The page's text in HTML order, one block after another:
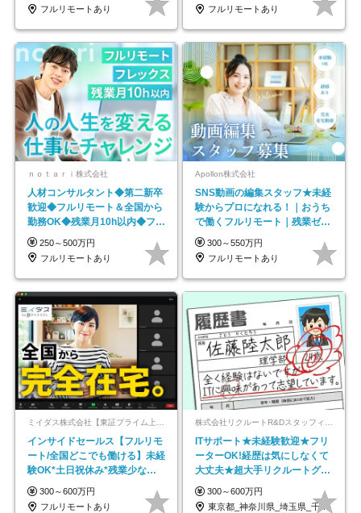
フルリモートあり
フルリモートあり
ｎｏｔａｒｉ株式会社
人材コンサルタント◆第二新卒
歓迎◆フルリモート＆全国から
勤務OK◆残業月10h以内◆フレ
ックス制
250～500万円
フルリモートあり
Apollon株式会社
SNS動画の編集スタッフ★未経
験からプロになれる！｜おうち
で働くフルリモート｜残業ゼロ
で18時退勤◎
300～550万円
フルリモートあり
インサイドセールス【フルリモ
ート/全国どこでも働ける】未経
験OK*土日祝休み*残業少なめ*
在宅勤務手当あり
300～600万円
フルリモートあり
ITサポート★未経験歓迎★フリ
ーターOK!経歴は気にしなくて
大丈夫★超大手リクルートグル
ープの正社員/sg
300～600万円
東京都_神奈川県_埼玉県_千葉県_大阪府…